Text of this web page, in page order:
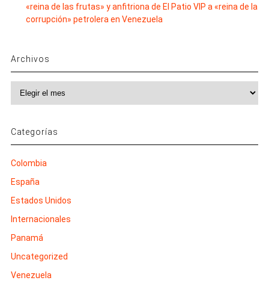
«reina de las frutas» y anfitriona de El Patio VIP a «reina de la
corrupción» petrolera en Venezuela
Archivos
Archivos
Categorías
Colombia
España
Estados Unidos
Internacionales
Panamá
Uncategorized
Venezuela